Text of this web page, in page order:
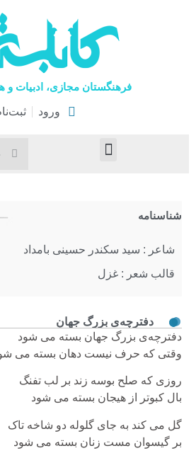
فرهنگستان مجازی، ادبیات و
ورود
دفترچه‌ی‌ بزرگ جهان
دفترچه‌ی بزرگ جهان بسته می شود
وقتی‌ که حرف نیست دهان بسته می
روزی که صلح بوسه زند بر لب تفنگ
بال کبوتر از هیجان بسته می شود
گل می کند به جای گلوله دو شاخه تاک
بر گیسوان مست زنان بسته می شود
شناسنامه
شاعر : سید سکندر حسینی بامداد
قالب شعر : غزل